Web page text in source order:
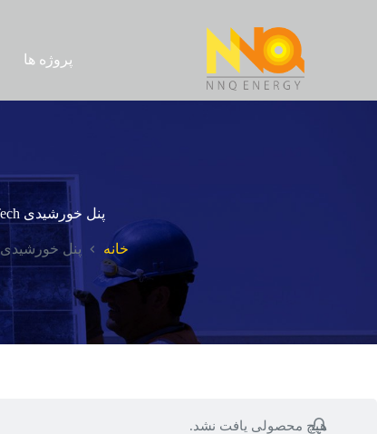
پروژه ها
پنل خورشیدی SunTech
خانه پنل خورشیدی SunTech
هیچ محصولی یافت نشد.